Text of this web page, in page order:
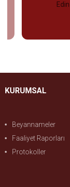
Edin
KURUMSAL
Beyannameler
Faaliyet Raporları
Protokoller